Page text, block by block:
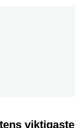
viktigaste